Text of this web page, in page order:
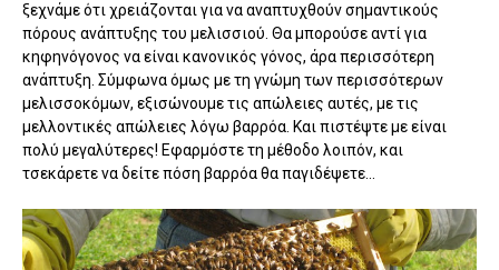
ξεχνάμε ότι χρειάζονται για να αναπτυχθούν σημαντικούς
πόρους ανάπτυξης του μελισσιού. Θα μπορούσε αντί για
κηφηνόγονος να είναι κανονικός γόνος, άρα περισσότερη
ανάπτυξη. Σύμφωνα όμως με τη γνώμη των περισσότερων
μελισσοκόμων, εξισώνουμε τις απώλειες αυτές, με τις
μελλοντικές απώλειες λόγω βαρρόα. Και πιστέψτε με είναι
πολύ μεγαλύτερες! Εφαρμόστε τη μέθοδο λοιπόν, και
τσεκάρετε να δείτε πόση βαρρόα θα παγιδέψετε...